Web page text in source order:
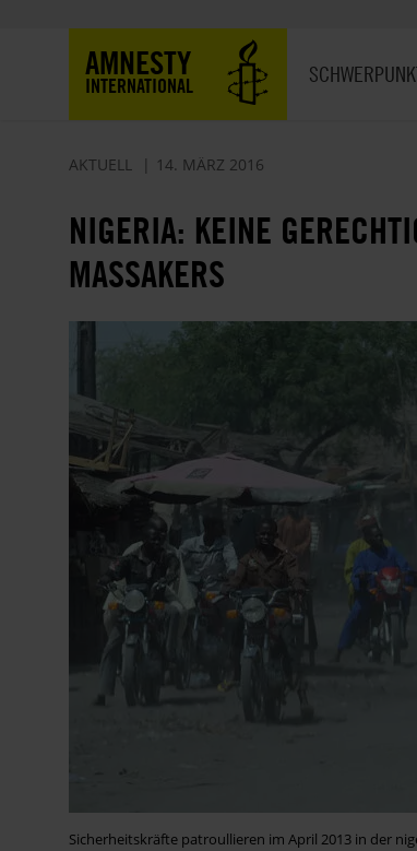
AMNESTY
INTERNATIONAL
AKTUELL 14. MÄRZ 2016
NIGERIA: KEINE
MASSAKERS
Sicherheitskräfte patroullieren im April 2013 in der